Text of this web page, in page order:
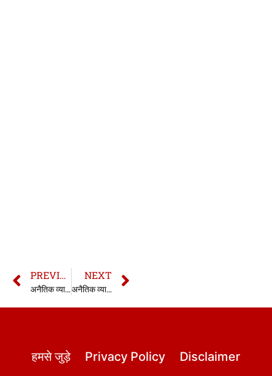
PREVIOUS
अनैतिक व्यापार अधिनियम की धारा 15 | 15 Immoral Traffic Act In Hindi
NEXT
अनैतिक व्यापार अधिनियम की धारा 17 | 17 Immoral Traffic Act In Hindi
हमसे जुड़े Privacy Policy
Disclaimer